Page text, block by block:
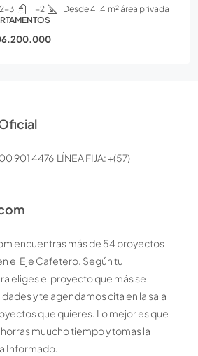
2-3 1-2 Desde 41.4 m² área privada
901 4476 LÍNEA FIJA: +(57)
encuentras más de 54 proyectos
el Eje Cafetero. Según tu
eliges el proyecto que más se
y te agendamos cita en la sala
que quieres. Lo mejor es que
muucho tiempo y tomas la
Informado.